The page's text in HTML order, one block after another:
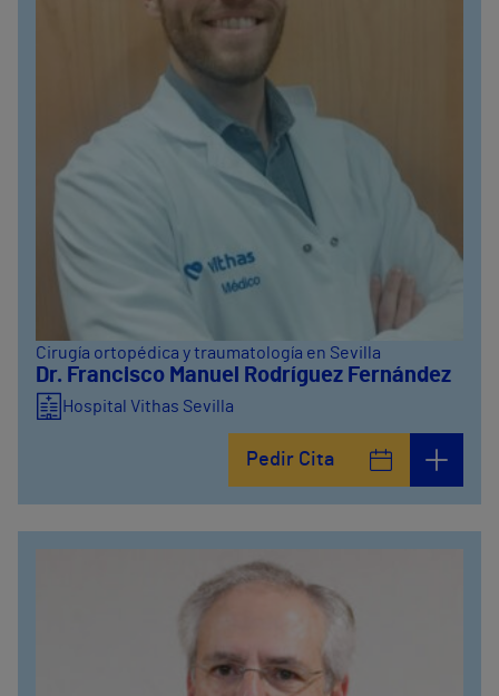
Cirugía ortopédica y traumatología en Sevilla
Dr. Francisco Manuel Rodríguez Fernández
Hospital Vithas Sevilla
Pedir Cita